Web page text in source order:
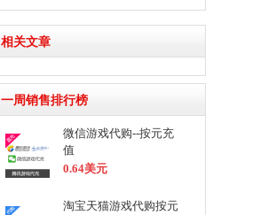
相关文章
一周销售排行榜
微信游戏代购--按元充
值
0.64美元
淘宝天猫游戏代购按元